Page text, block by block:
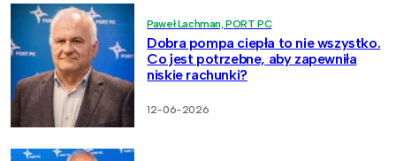
Paweł Lachman, PORT PC
Dobra pompa ciepła to nie wszystko.
Co jest potrzebne, aby zapewniła
niskie rachunki?
12-06-2026